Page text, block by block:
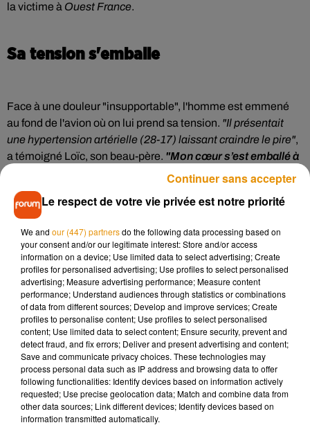
la victime à Ouest France.
Sa tension s'emballe
Face à une douleur "insupportable", l'homme est emmené
au fond de l'avion où on lui prend sa tension. "Il présentait
une hypertension artérielle (28-17) laissant craindre le pire",
a témoigné Loïc, son beau-père. "Mon cœur s’est emballé à
deux reprises, je me suis vu partir"
, a confié Xavier. Tandis
que l'équipage ne possède pas de produits pour faire face à
genre de situation, un biologiste expérimenté et connaissant
ce type d’accident, s'est efforcé de prodiguer les premiers
soins avec les médicaments en sa possession."Il m’a dit de
surélever mes jambes. Avec la fiole d’antihistaminique, cela
m’a sauvé", a raconté le passager.
"Dans ce genre de circonstances, c’est souvent le choc
cardiaque dû au venin du scorpion qui peut être
extrêmement grave pour des personnes fragiles ou âgées"
d'alleurs expliqué le scientifique au quotidien régional. Dès
l'atterissage, Xavier a été pris en charge par les pompiers de
l’aéroport avant d’être transféré au CHU de Nantes. Le
scorpion a de son côté été remis à l’association INF-Faune
de Couëron, spécialisée dans les animaux exotiques. Selon
Le respect de votre vie privée est notre priorité
We and our (447) partnersdo the following data processing based on
your consent and/or our legitimate interest: Store and/or access
information on a device; Use limited data to select advertising; Create
profiles for personalised advertising; Use profiles to select personalised
advertising; Measure advertising performance; Measure content
performance; Understand audiences through statistics or combinations
of data from different sources; Develop and improve services; Create
profiles to personalise content; Use profiles to select personalised
content; Use limited data to select content; Ensure security, prevent and
detect fraud, and fix errors; Deliver and present advertising and content;
Save and communicate privacy choices. These technologies may
process personal data such as IP address and browsing data to offer
following functionalities: Identify devices based on information actively
requested; Use precise geolocation data; Match and combine data from
other data sources; Link different devices; Identify devices based on
information transmitted automatically.
Continuer sans accepter